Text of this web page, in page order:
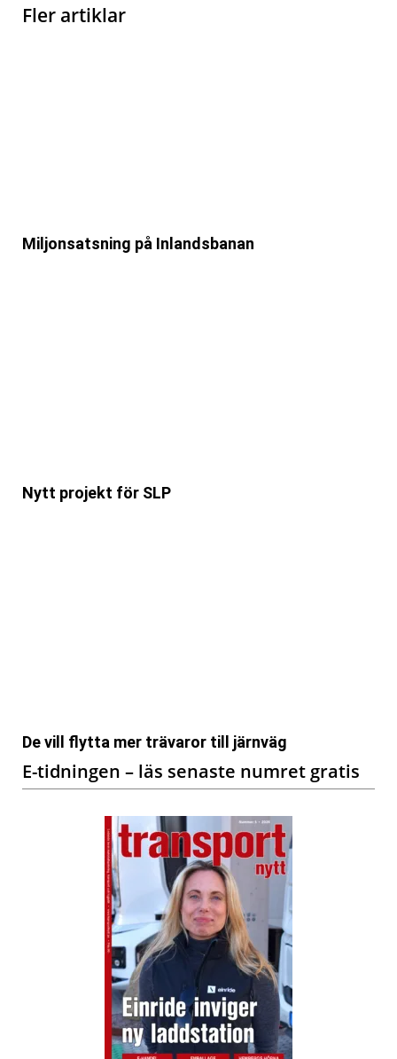
Fler artiklar
Miljonsatsning på Inlandsbanan
Nytt projekt för SLP
De vill flytta mer trävaror till järnväg
E-tidningen – läs senaste numret gratis